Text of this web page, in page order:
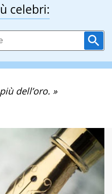
celebri:
dell’oro. »